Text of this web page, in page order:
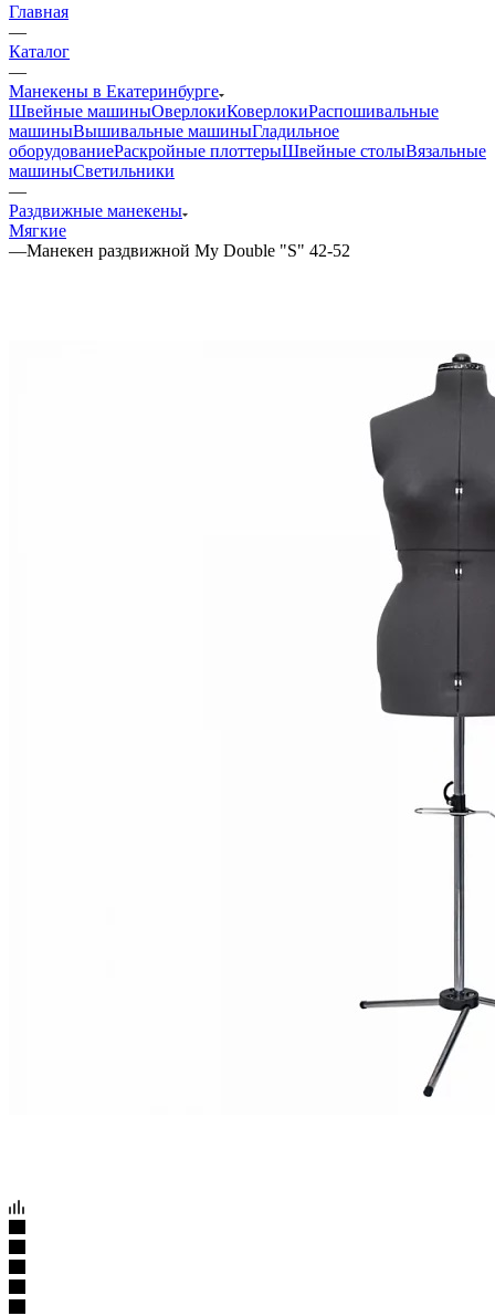
Главная
—
Каталог
—
Манекены в Екатеринбурге
Швейные машиныОверлокиКоверлокиРаспошивальные
машиныВышивальные машиныГладильное
оборудованиеРаскройные плоттерыШвейные столыВязальные
машиныСветильники
—
Раздвижные манекены
Мягкие
—Манекен раздвижной My Double "S" 42-52